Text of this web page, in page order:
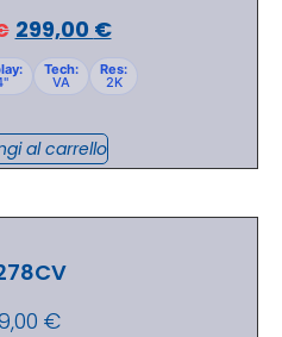
299,00 €
Tech:
VA
Res:
2K
al carrello
€